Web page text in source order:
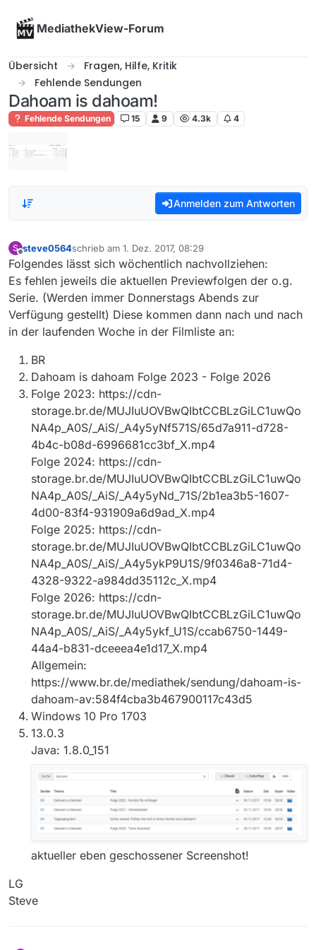
MediathekView-Forum
Übersicht
Fragen, Hilfe, Kritik
Fehlende Sendungen
Dahoam is dahoam!
Fehlende Sendungen 15 9 4.3k 4
Anmelden zum Antworten
S
Offline
steve0564schrieb am 1. Dez. 2017, 08:29
zuletzt editiert von
Folgendes lässt sich wöchentlich nachvollziehen:
Es fehlen jeweils die aktuellen Previewfolgen der o.g.
Serie. (Werden immer Donnerstags Abends zur
Verfügung gestellt) Diese kommen dann nach und nach
in der laufenden Woche in der Filmliste an:
BR
Dahoam is dahoam Folge 2023 - Folge 2026
Folge 2023: https://cdn-
storage.br.de/MUJIuUOVBwQIbtCCBLzGiLC1uwQo
NA4p_A0S/_AiS/_A4y5yNf571S/65d7a911-d728-
4b4c-b08d-6996681cc3bf_X.mp4
Folge 2024: https://cdn-
storage.br.de/MUJIuUOVBwQIbtCCBLzGiLC1uwQo
NA4p_A0S/_AiS/_A4y5yNd_71S/2b1ea3b5-1607-
4d00-83f4-931909a6d9ad_X.mp4
Folge 2025: https://cdn-
storage.br.de/MUJIuUOVBwQIbtCCBLzGiLC1uwQo
NA4p_A0S/_AiS/_A4y5ykP9U1S/9f0346a8-71d4-
4328-9322-a984dd35112c_X.mp4
Folge 2026: https://cdn-
storage.br.de/MUJIuUOVBwQIbtCCBLzGiLC1uwQo
NA4p_A0S/_AiS/_A4y5ykf_U1S/ccab6750-1449-
44a4-b831-dceeea4e1d17_X.mp4
Allgemein:
https://www.br.de/mediathek/sendung/dahoam-is-
dahoam-av:584f4cba3b467900117c43d5
Windows 10 Pro 1703
13.0.3
Java: 1.8.0_151
aktueller eben geschossener Screenshot!
LG
Steve